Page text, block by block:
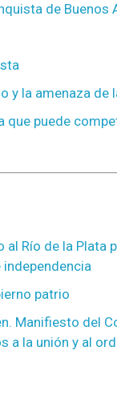
de Buenos
y la amenaza de
que puede
Río de la Plata
patrio
Manifiesto del
a la unión y al